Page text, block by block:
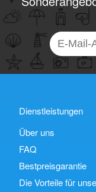
Dienstleistungen
Über uns
FAQ
Bestpreisgarantie
Die Vorteile für